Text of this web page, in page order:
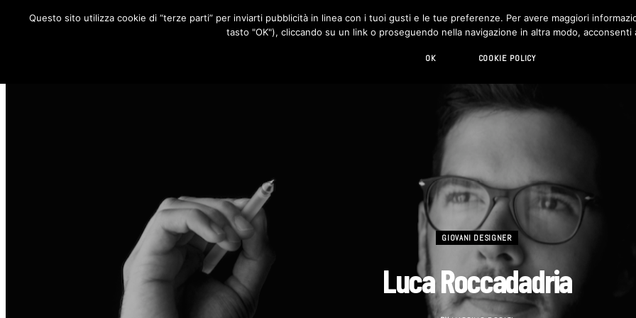
RUBRICHE DESIGN LIVING HI-TECH CHI SIAMO
GIOVANI DESIGNER
Luca Roccadadria
Questo sito utilizza cookie di “terze parti” per inviarti pubblicità in linea con i tuoi gusti e le tue preferenze. Per avere maggiori
tasto "OK"), cliccando su un link o proseguendo nella navigazione in altra modo, acconsenti
OK COOKIE POLICY